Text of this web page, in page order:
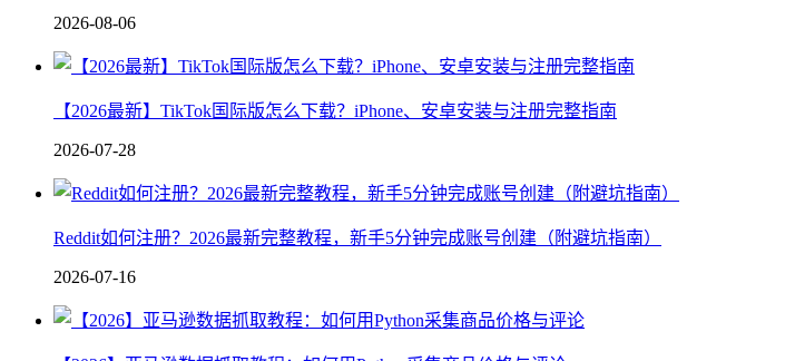
2026-08-06
【2026最新】TikTok国际版怎么下载？iPhone、安卓安装与注册完整指南
2026-07-28
Reddit如何注册？2026最新完整教程，新手5分钟完成账号创建（附避坑指南）
2026-07-16